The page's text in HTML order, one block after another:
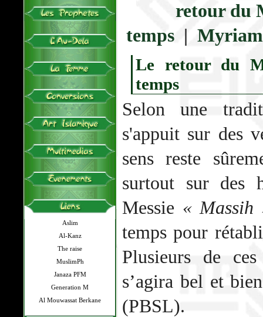
Aslim
Al-Kanz
The raise
MuslimPh
Janaza PFM
Generation M
Al Mouwassat Berkane
retour du
temps| Myriam
Le retour du
temps
Selon une
s'appuit sur des
sens reste
surtout sur des
Messie « Massih
temps pour
Plusieurs de
s’agira bel et
(PBSL).